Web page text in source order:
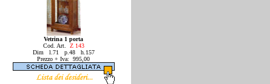
Vetrina 1 porta
Cod. Art. Z 143
Dim l.71 p.48 h.157
Prezzo + Iva: 995,00